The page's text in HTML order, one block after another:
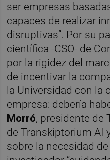
ser empresas
capaces de realizar
disruptivas”. Por su
científica -CSO- de
por la rigidez del
de incentivar la
la Universidad con la
empresa: debería
Morró, presidente de
de Transkiptorium AI
sobre la necesidad de